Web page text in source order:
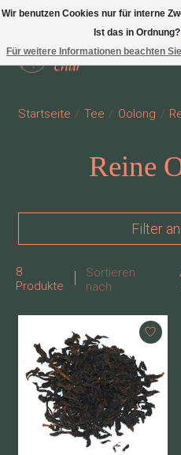
Startseite / Tee / Oolong /
Reine
Filter
8
Produkte
Sortieren
nach
Wir benutzen Cookies nur für interne
Ist das in Ordnung?
Für weitere Informationen beachten